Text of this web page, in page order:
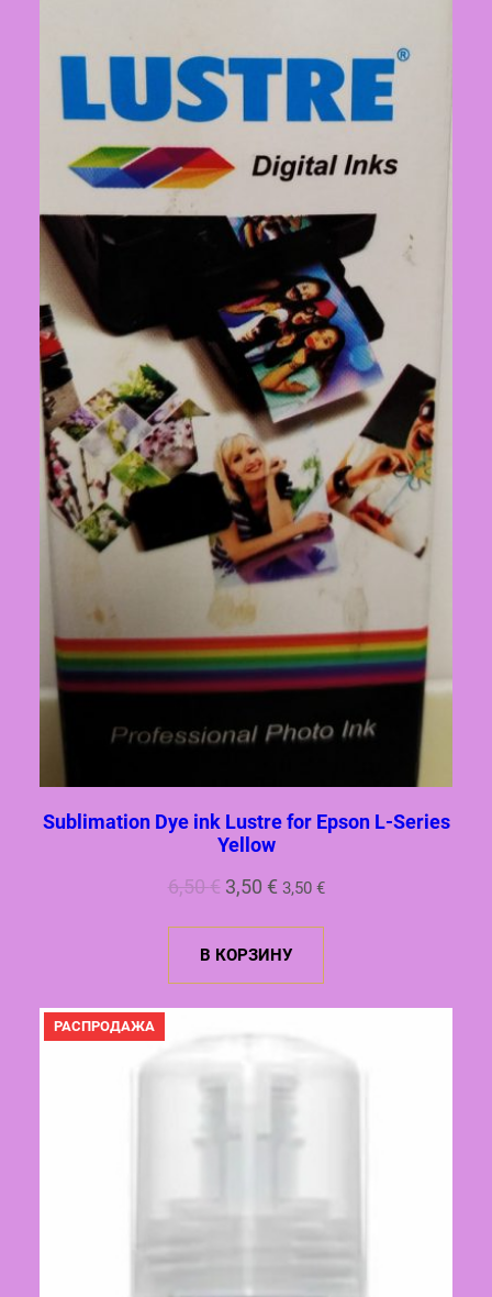
Sublimation Dye ink Lustre for Epson L-Series
Yellow
6,50€ Первоначальная
составляла
6,50 €.
3,50 €Текущая
3,50 €.
3,50 €
В КОРЗИНУ
РАСПРОДАЖАПРОДАВАЕМЫЙ
ТОВАР